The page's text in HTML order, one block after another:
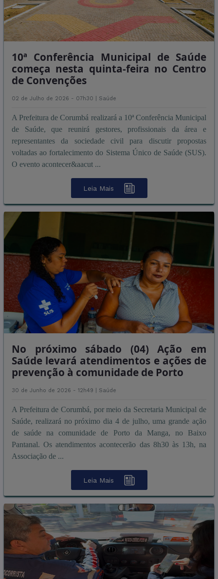
10ª Conferência Municipal de Saúde
começa nesta quinta-feira no Centro
de Convenções
02 de Julho de 2026 - 07h30 | Saúde
A Prefeitura de Corumbá realizará a 10ª Conferência Municipal
de Saúde, que reunirá gestores, profissionais da área e
representantes da sociedade civil para discutir propostas
voltadas ao fortalecimento do Sistema Único de Saúde (SUS).
O evento acontecer&aacut ...
Leia Mais
No próximo sábado (04) Ação em
Saúde levará atendimentos e ações de
prevenção à comunidade de Porto
30 de Junho de 2026 - 12h49 | Saúde
A Prefeitura de Corumbá, por meio da Secretaria Municipal de
Saúde, realizará no próximo dia 4 de julho, uma grande ação
de saúde na comunidade de Porto da Manga, no Baixo
Pantanal. Os atendimentos acontecerão das 8h30 às 13h, na
Associação de ...
Leia Mais